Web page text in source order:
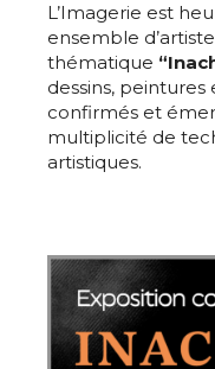
L’Imagerie est
ensemble
thématique
dessins, peintures
confirmés et
multiplicité de
artistiques.